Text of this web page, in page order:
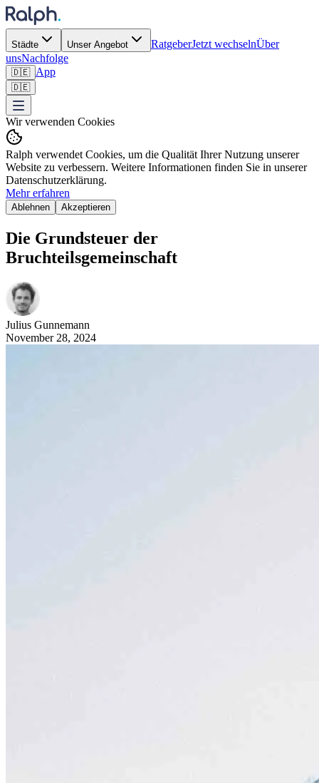
Städte Unser Angebot RatgeberJetzt wechselnÜber
unsNachfolge
🇩🇪 App
🇩🇪
Wir verwenden Cookies
Ralph verwendet Cookies, um die Qualität Ihrer Nutzung unserer
Website zu verbessern. Weitere Informationen finden Sie in unserer
Datenschutzerklärung.
Mehr erfahren
Ablehnen Akzeptieren
Die Grundsteuer der
Bruchteilsgemeinschaft ‍
Julius Gunnemann
November 28, 2024